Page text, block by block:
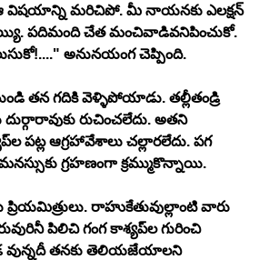
విషయాన్ని మరిచిపో. మీ నాయనకు ఎలక్షన్
పదిమంది చేత మంచివాడివనిపించుకో.
అనునయంగ చెప్పింది.
తన గదికి వెళ్ళిపోయాడు. తల్లీతండ్రి
రుచించలేదు. అతని
పట్ల ఆగ్రహావేశాలు చల్లారలేదు. పగ
గ్రహణంగా క్రమ్ముకొన్నాయి.
ప్రియమిత్రులు. రాహుకేతువుల్లాంటి వారు
పిలిచి గంగ కాశ్యప్‍ల గురించి
వున్నదీ తనకు తెలియజేయాలని